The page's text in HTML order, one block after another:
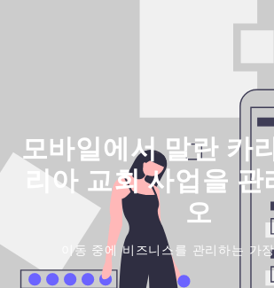
모바일에서 말란 카
리아 교회 사업을
오
이동 중에 비즈니스를 관리하는 가